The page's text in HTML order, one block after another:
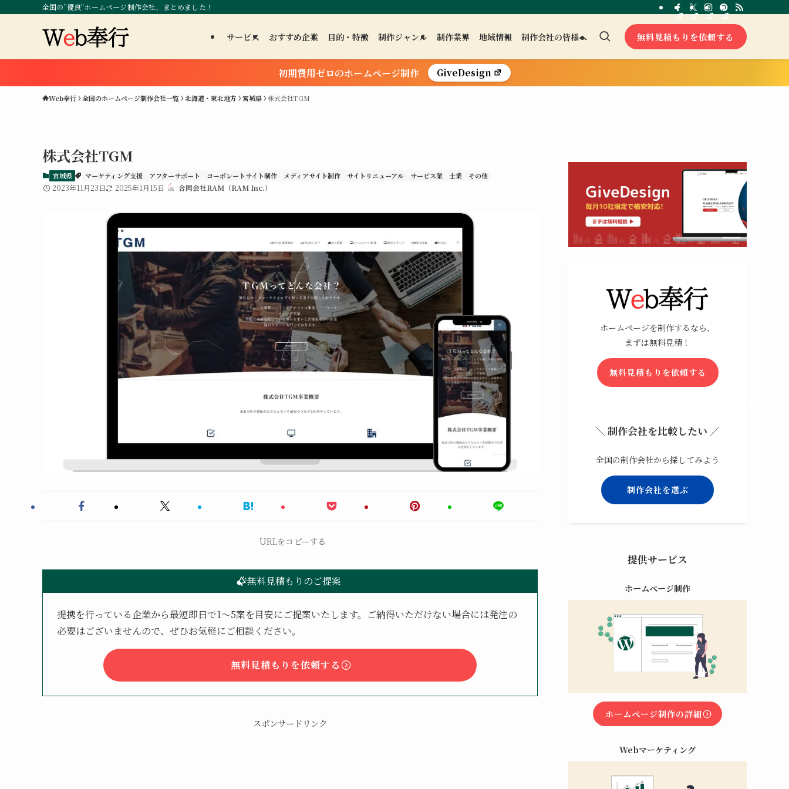
全国の"優良"ホームページ制作会社、まとめました！
サービス おすすめ企業 目的・特徴 制作ジャンル 制作業界 地域情報 制作会社の皆様へ 無料見積もりを依頼する
初期費用ゼロのホームページ制作 GiveDesign
Web奉行 全国のホームページ制作会社一覧 北海道・東北地方 宮城県 株式会社TGM
株式会社TGM
宮城県 マーケティング支援 アフターサポート コーポレートサイト制作 メディアサイト制作 サイトリニューアル サービス業 士業 その他
2023年11月23日 2025年1月15日 合同会社RAM（RAM Inc.）
URLをコピーする
無料見積もりのご提案
提携を行っている企業から最短即日で1〜5案を目安にご提案いたします。ご納得いただけない場合には発注の
必要はございませんので、ぜひお気軽にご相談ください。
無料見積もりを依頼する
スポンサードリンク
ホームページを制作するなら、
まずは無料見積！
無料見積もりを依頼する
＼ 制作会社を比較したい ／
全国の制作会社から探してみよう
制作会社を選ぶ
提供サービス
ホームページ制作
ホームページ制作の詳細
Webマーケティング